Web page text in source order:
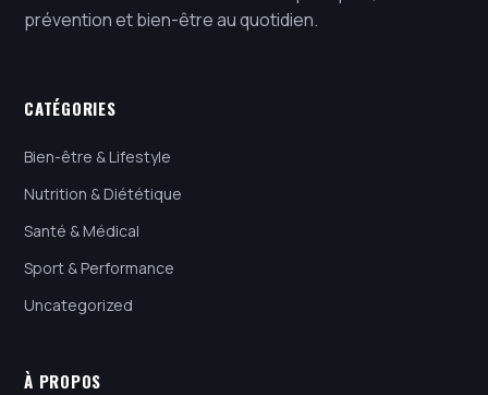
prévention et bien-être au quotidien.
CATÉGORIES
Bien-être & Lifestyle
Nutrition & Diététique
Santé & Médical
Sport & Performance
Uncategorized
À PROPOS